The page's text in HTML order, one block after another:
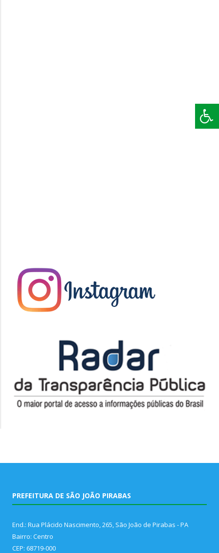
PREFEITURA DE SÃO JOÃO PIRABAS
End.: Rua Plácido Nascimento, 265, São João de Pirabas - PA
Bairro: Centro
CEP: 68719-000